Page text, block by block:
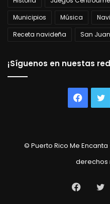
Municipios
Música
Receta navideña
San Juan
¡Síguenos en nuestas
© Puerto Rico Me
derechos